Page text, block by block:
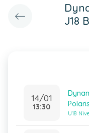
J18 B
14/01
13:30
U18